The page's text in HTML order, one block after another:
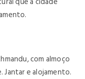
com almoço
Jantar e alojamento.